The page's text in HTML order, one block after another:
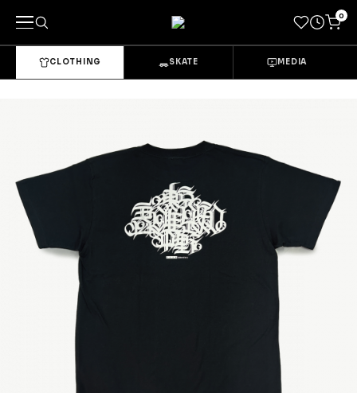
0
カテゴリーから探す
Bottoms
Sets & Overalls Socks
Headwear
Gloves
CLOTHING SKATE MEDIA